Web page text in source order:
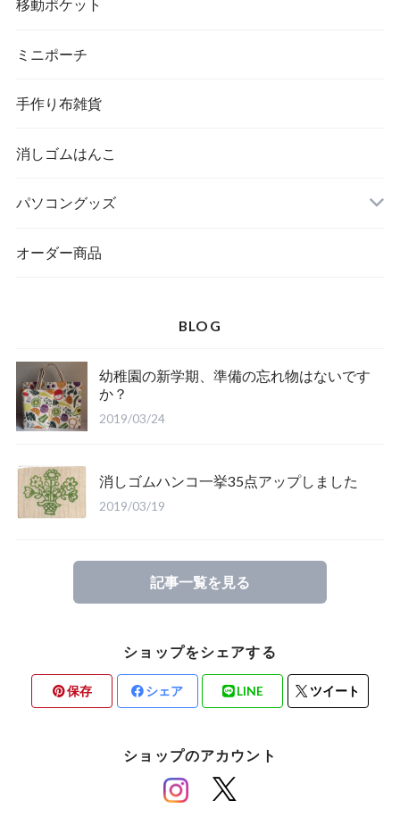
移動ポケット
ミニポーチ
手作り布雑貨
消しゴムはんこ
パソコングッズ
オーダー商品
BLOG
幼稚園の新学期、準備の忘れ物はないです
か？
2019/03/24
消しゴムハンコ一挙35点アップしました
2019/03/19
記事一覧を見る
ショップをシェアする
保存 シェア LINE ツイート
ショップのアカウント